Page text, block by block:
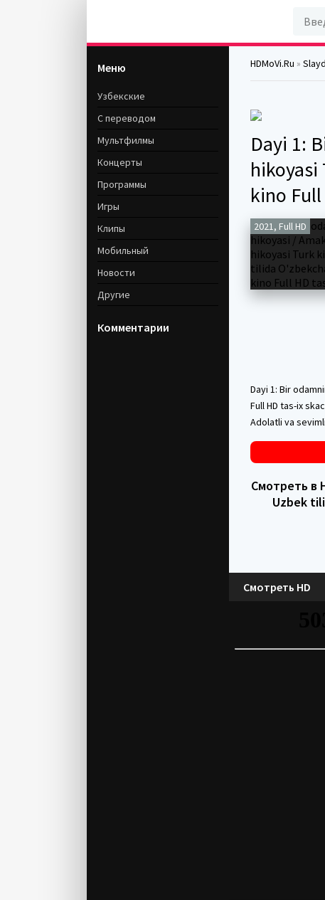
HDMoVi.Ru »
Dayi 1:
hikoyasi
kino
2021, Full HD
Dayi 1: Bir
Full HD tas-ix
Adolatli va
Смотреть в
Uzbek
Смотреть HD
Меню
Узбекские
С переводом
Мультфилмы
Концерты
Программы
Игры
Клипы
Мобильный
Новости
Другие
Комментарии